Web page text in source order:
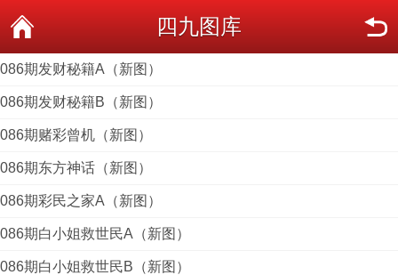
四九图库
086期发财秘籍A（新图）
086期发财秘籍B（新图）
086期赌彩曾机（新图）
086期东方神话（新图）
086期彩民之家A（新图）
086期白小姐救世民A（新图）
086期白小姐救世民B（新图）